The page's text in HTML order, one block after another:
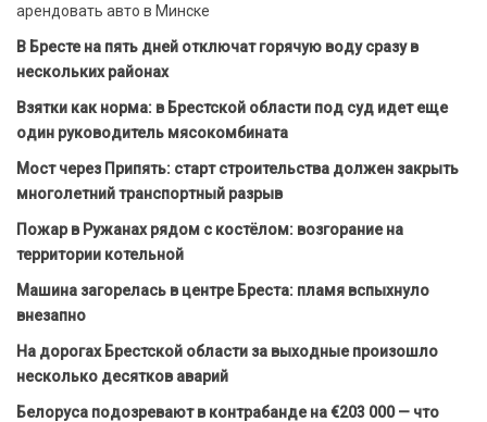
арендовать авто в Минске
В Бресте на пять дней отключат горячую воду сразу в
нескольких районах
Взятки как норма: в Брестской области под суд идет еще
один руководитель мясокомбината
Мост через Припять: старт строительства должен закрыть
многолетний транспортный разрыв
Пожар в Ружанах рядом с костёлом: возгорание на
территории котельной
Машина загорелась в центре Бреста: пламя вспыхнуло
внезапно
На дорогах Брестской области за выходные произошло
несколько десятков аварий
Белоруса подозревают в контрабанде на €203 000 — что